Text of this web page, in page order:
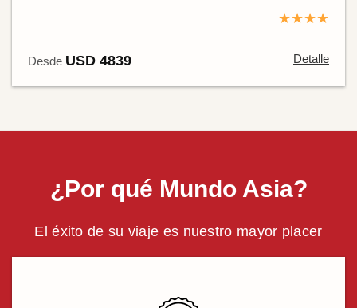
★★★★
Desde USD 4839 Detalle
¿Por qué Mundo Asia?
El éxito de su viaje es nuestro mayor placer